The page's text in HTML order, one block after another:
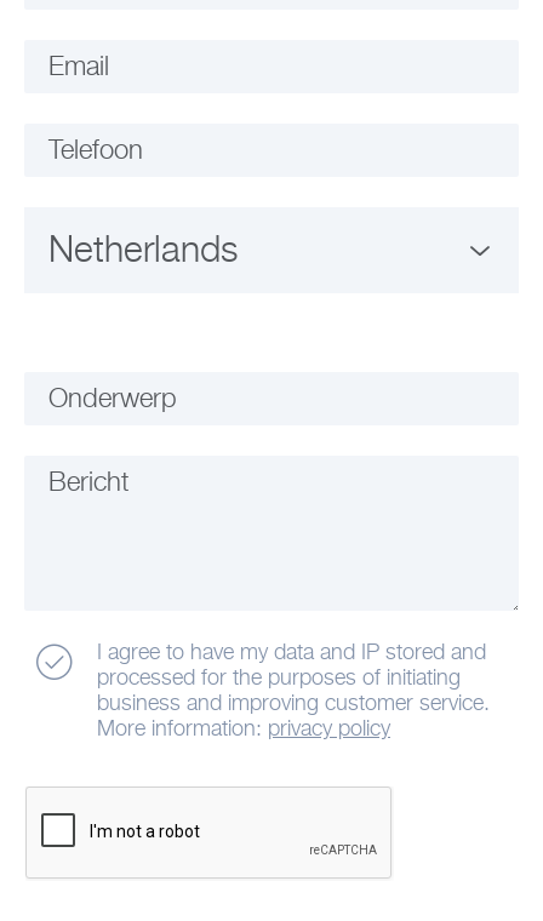
Email
Telefoon
Onderwerp
Bericht
I agree to have my data and IP stored and
processed for the purposes of initiating
business and improving customer service.
More information: privacy policy